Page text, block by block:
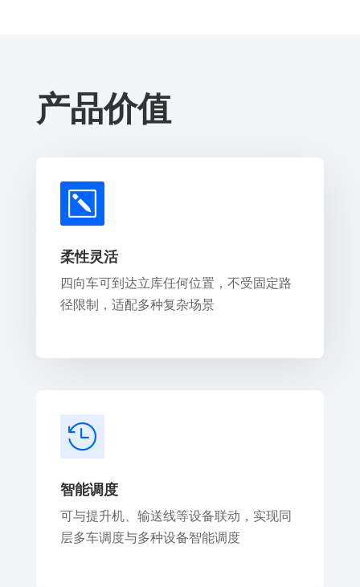
产品价值
k
柔性灵活
四向车可到达立库任何位置，不受固定路
径限制，适配多种复杂场景

智能调度
可与提升机、输送线等设备联动，实现同
层多车调度与多种设备智能调度